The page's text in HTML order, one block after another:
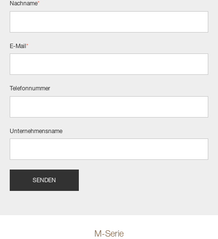
Nachname*
E-Mail *
Telefonnummer
Unternehmensname
M-Serie